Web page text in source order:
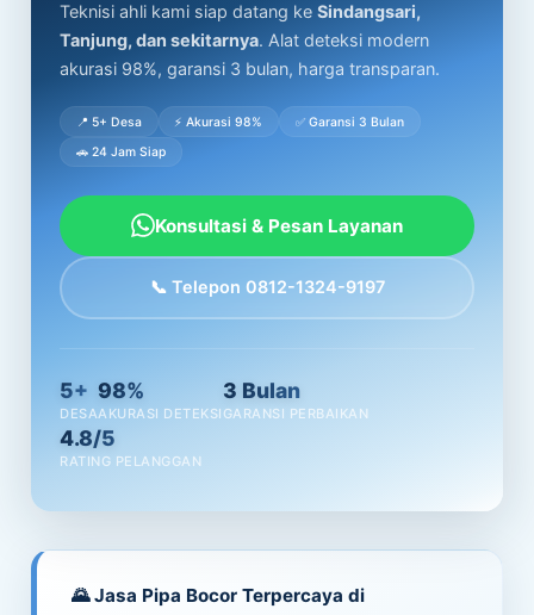
Teknisi ahli kami siap datang ke Sindangsari,
Tanjung, dan sekitarnya. Alat deteksi modern
akurasi 98%, garansi 3 bulan, harga transparan.
📍 5+ Desa ⚡ Akurasi 98%
✅ Garansi 3 Bulan
🚗 24 Jam Siap
Konsultasi & Pesan Layanan
📞 Telepon 0812-1324-9197
5+
DESA
98%
AKURASI DETEKSI
3 Bulan
GARANSI PERBAIKAN
4.8/5
RATING PELANGGAN
🌄 Jasa Pipa Bocor Terpercaya di